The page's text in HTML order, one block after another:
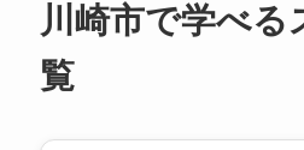
川崎市で学べる
覧